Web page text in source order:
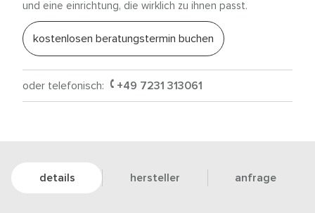
und eine einrichtung, die wirklich zu ihnen passt.
kostenlosen beratungstermin buchen
oder telefonisch: +49 7231 313061
details hersteller anfrage